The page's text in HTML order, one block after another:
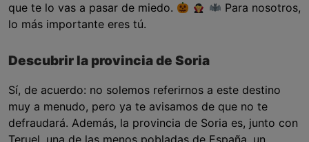
que te lo vas a pasar de miedo.
Para nosotros,
lo más importante eres tú.
Descubrir la provincia de Soria
Sí, de acuerdo: no solemos referirnos a este destino
muy a menudo, pero ya te avisamos de que no te
defraudará. Además, la provincia de Soria es, junto con